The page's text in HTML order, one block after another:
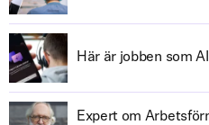
Här är jobben som
Expert om